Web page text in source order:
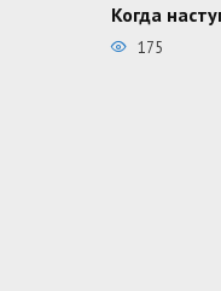
Когда
175